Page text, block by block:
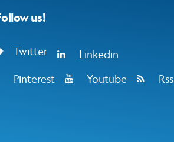
us!
Twitter
Linkedin
Pinterest
Youtube Rss